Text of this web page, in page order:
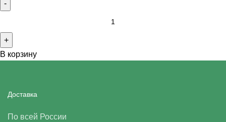
В корзину
Доставка
По всей России